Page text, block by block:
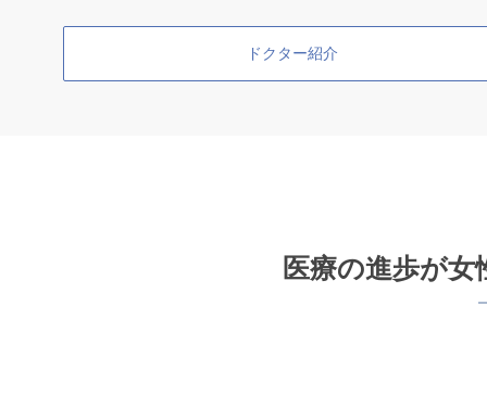
ドクター紹介
医療の進歩が